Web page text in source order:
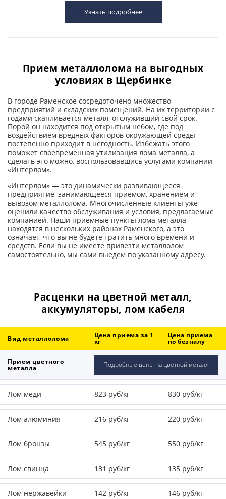
Узнать подробнее
Прием металлолома на выгодных
условиях в Щербинке
В городе Раменское сосредоточено множество
предприятий и складских помещений. На их территории с
годами скапливается металл, отслуживший свой срок.
Порой он находится под открытым небом, где под
воздействием вредных факторов окружающей среды
постепенно приходит в негодность. Избежать этого
поможет своевременная утилизация лома металла, а
сделать это можно, воспользовавшись услугами компании
«Интерлом».
«Интерлом» — это динамически развивающееся
предприятие, занимающееся приемом, хранением и
вывозом металлолома. Многочисленные клиенты уже
оценили качество обслуживания и условия, предлагаемые
компанией. Наши приемные пункты лома металла
находятся в нескольких районах Раменского, а это
означает, что вы не будете тратить много времени и
средств. Если вы не имеете привезти металлолом
самостоятельно, мы сами выедем по указанному адресу.
Расценки на цветной металл,
аккумуляторы, лом кабеля
Вид металлолома Цена приема за 1
кг
Цена приема
по безналу
Прием цветного
металла Подробные цены на цветной металл
Лом меди 823 руб/кг 830 руб/кг
Лом алюминия 216 руб/кг 220 руб/кг
Лом бронзы 545 руб/кг 550 руб/кг
Лом свинца 131 руб/кг 135 руб/кг
Лом нержавейки 142 руб/кг 146 руб/кг